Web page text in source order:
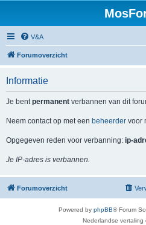
V&A
Forumoverzicht
Informatie
Je bentpermanent verbannen van dit
Neem contact op met een beheerder voor
Opgegeven reden voor verbanning: ip-
Je IP-adres is verbannen.
Forumoverzicht
Powered by phpBB® Forum
Nederlandse vertaling